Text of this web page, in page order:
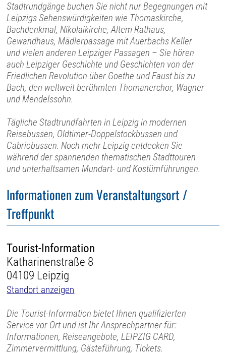
Stadtrundgänge buchen Sie nicht nur Begegnungen mit
Leipzigs Sehenswürdigkeiten wie Thomaskirche,
Bachdenkmal, Nikolaikirche, Altem Rathaus,
Gewandhaus, Mädlerpassage mit Auerbachs Keller
und vielen anderen Leipziger Passagen – Sie hören
auch Leipziger Geschichte und Geschichten von der
Friedlichen Revolution über Goethe und Faust bis zu
Bach, den weltweit berühmten Thomanerchor, Wagner
und Mendelssohn.
Tägliche Stadtrundfahrten in Leipzig in modernen
Reisebussen, Oldtimer-Doppelstockbussen und
Cabriobussen. Noch mehr Leipzig entdecken Sie
während der spannenden thematischen Stadttouren
und unterhaltsamen Mundart- und Kostümführungen.
Informationen zum Veranstaltungsort /
Treffpunkt
Tourist-Information
Katharinenstraße 8
04109 Leipzig
Standort anzeigen
Die Tourist-Information bietet Ihnen qualifizierten
Service vor Ort und ist Ihr Ansprechpartner für:
Informationen, Reiseangebote, LEIPZIG CARD,
Zimmervermittlung, Gästeführung, Tickets.